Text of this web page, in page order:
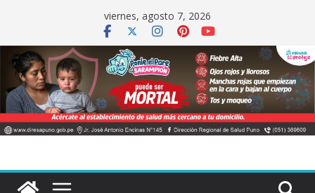
contenido
viernes, agosto 7, 2026